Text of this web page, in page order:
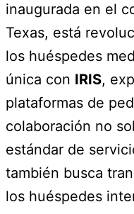
inaugurada en el
Texas, está
los huéspedes
única con IRIS,
plataformas de
colaboración no
estándar de
también busca
los huéspedes